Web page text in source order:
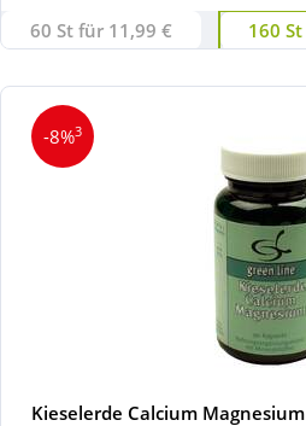
60 St für 11,99 € 160
-8%3
Kieselerde Calcium